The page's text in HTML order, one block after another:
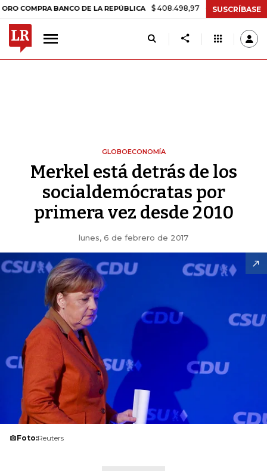
BANCO DE LA REPÚBLICA $ 408.498,97 +$ 8.753,81 +2,19%
SUSCRÍBASE
GLOBOECONOMÍA
Merkel está detrás de los
socialdemócratas por
primera vez desde 2010
lunes, 6 de febrero de 2017
Foto:Reuters